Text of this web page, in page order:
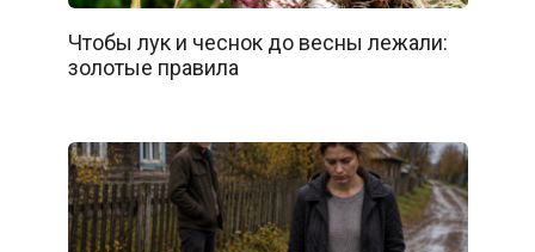
Чтобы лук и чеснок до весны лежали:
золотые правила